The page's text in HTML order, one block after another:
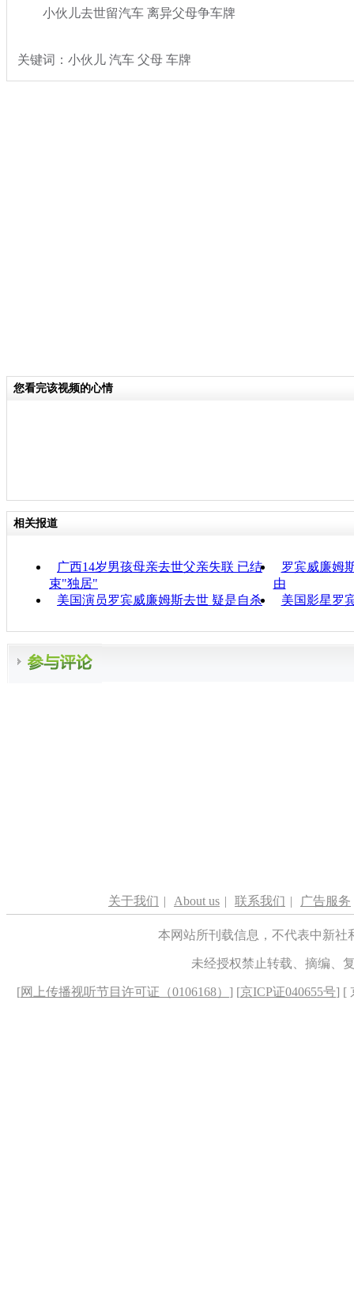
小伙儿去世留汽车 离异父母争车牌
关键词：小伙儿 汽车 父母 车牌
您看完该视频的心情
相关报道
广西14岁男孩母亲去世父亲失联 已结
束"独居"
罗宾威廉姆
由
美国演员罗宾威廉姆斯去世 疑是自杀
美国影星罗
关于我们 | About us | 联系我们 | 广告服务
本网站所刊载信息，不代表中新
未经授权禁止转载、摘编、
[网上传播视听节目许可证（0106168） ] [京ICP证040655号] [